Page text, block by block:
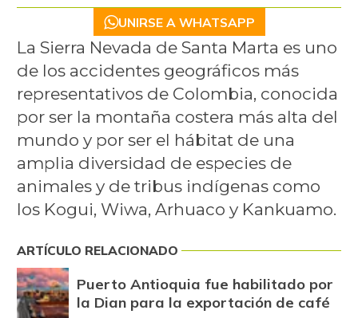
UNIRSE A WHATSAPP
La Sierra Nevada de Santa Marta es uno
de los accidentes geográficos más
representativos de Colombia, conocida
por ser la montaña costera más alta del
mundo y por ser el hábitat de una
amplia diversidad de especies de
animales y de tribus indígenas como
los Kogui, Wiwa, Arhuaco y Kankuamo.
ARTÍCULO RELACIONADO
Puerto Antioquia fue habilitado por
la Dian para la exportación de café